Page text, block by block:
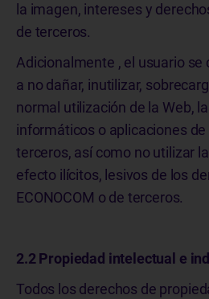
la imagen, intereses y
de terceros.
Adicionalmente , el usuario
a no dañar, inutilizar,
normal utilización de la Web,
informáticos o aplicaciones de
terceros, así como no utilizar
efecto ilícitos, lesivos de los
ECONOCOM o de terceros.
2.2 Propiedad intelectual e
Todos los derechos de